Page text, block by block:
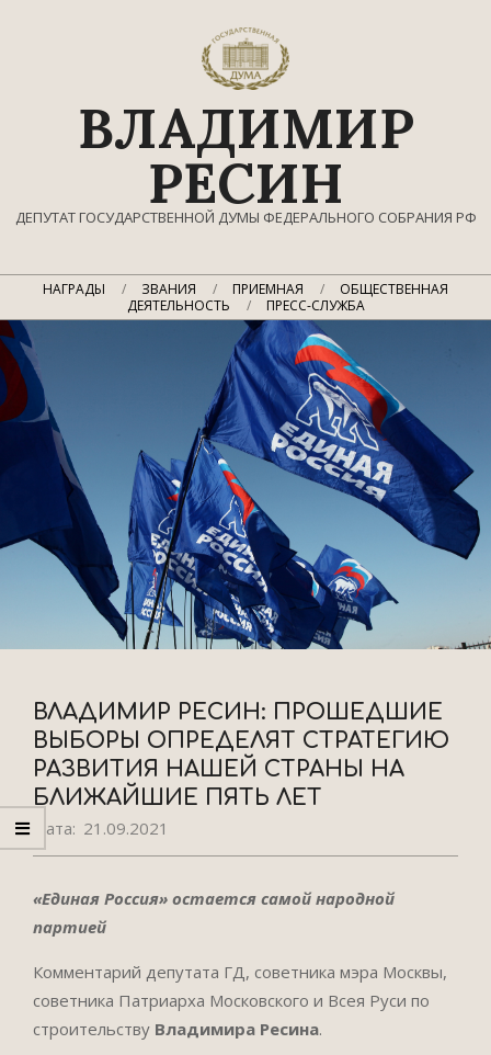
ВЛАДИМИР
РЕСИН
ДЕПУТАТ ГОСУДАРСТВЕННОЙ ДУМЫ ФЕДЕРАЛЬНОГО СОБРАНИЯ РФ
Главное
меню
НАГРАДЫ ЗВАНИЯ ПРИЕМНАЯ
ОБЩЕСТВЕННАЯ
ДЕЯТЕЛЬНОСТЬ
ПРЕСС-СЛУЖБА
ВЛАДИМИР РЕСИН: ПРОШЕДШИЕ
ВЫБОРЫ ОПРЕДЕЛЯТ СТРАТЕГИЮ
РАЗВИТИЯ НАШЕЙ СТРАНЫ НА
БЛИЖАЙШИЕ ПЯТЬ ЛЕТ
Дата: 21.09.2021
«Единая Россия» остается самой народной
партией
Комментарий депутата ГД, советника мэра Москвы,
советника Патриарха Московского и Всея Руси по
строительству Владимира Ресина.